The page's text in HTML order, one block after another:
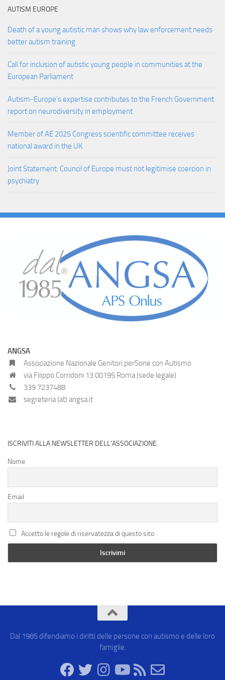
AUTISM EUROPE
Death of a young autistic man shows why law enforcement needs
better autism training
Call for inclusion of autistic young people in communities at the
European Parliament
Autism-Europe’s expertise contributes to the French Government
report on neurodiversity in employment
Member of AE 2025 Congress scientific committee receives
national award in the UK
Joint Statement: Council of Europe must not legitimise coercion in
psychiatry
ANGSA
Associazione Nazionale Genitori perSone con Autismo
via Filippo Corridoni 13 00195 Roma (sede legale)
339 7237488
segreteria (at) angsa.it
ISCRIVITI ALLA NEWSLETTER DELL’ASSOCIAZIONE
Nome
Email
Accetto le regole di riservatezza di questo sito
Dal 1985 difendiamo i diritti delle persone con autismo e delle loro
famiglie.